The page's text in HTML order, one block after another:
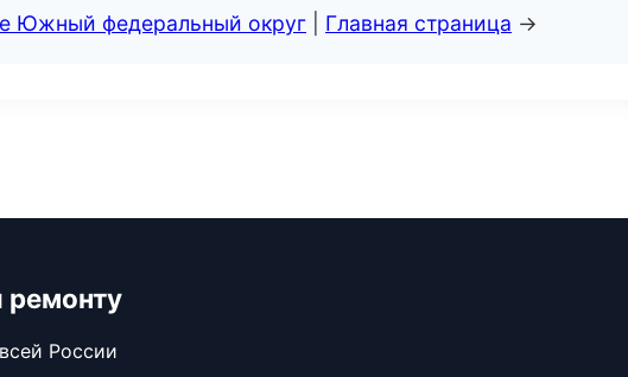
Южный федеральный округ Главная страница →
ремонту
России